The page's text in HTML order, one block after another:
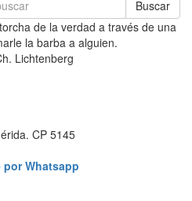
Buscar
de la verdad a través de una
la barba a alguien.
Lichtenberg
CP 5145
Whatsapp